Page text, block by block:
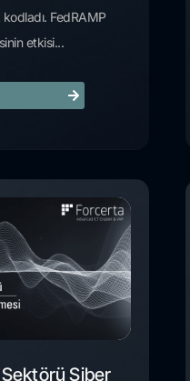
FedRAMP
etkisi...
Sektörü Siber